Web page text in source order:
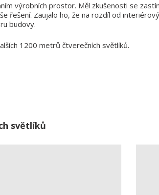
výrobních prostor. Měl zkušenosti se
řešení. Zaujalo ho, že na rozdíl od
budovy.
1200 metrů čtverečních světlíků.
světlíků